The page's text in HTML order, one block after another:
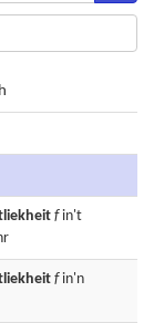
fin't
fin'n